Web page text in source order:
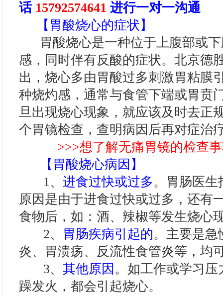
话15792574641 进行一对一沟通
【胃酸烧心的症状】
胃酸烧心是一种位于上腹部或下
感，同时伴有反酸的症状。北京德
出，烧心多由胃酸过多刺激胃粘膜
种烧灼感，通常与食管下端或胃贲
旦出现烧心现象，就应该及时去正
个胃镜检查，查明病因后再对症治
>>>想了解无痛胃镜的检查
【胃酸烧心病因】
1、 进食过快或过多。胃肠医生
原因是由于进食过快或过多，还有
食物后，如：酒、辣椒等发生烧心
2、
胃肠疾病引起的。主要是急
炎、胃溃疡、反流性食管炎等，均
3、 其他原因 。如工作或学习
躁发火，都会引起烧心。